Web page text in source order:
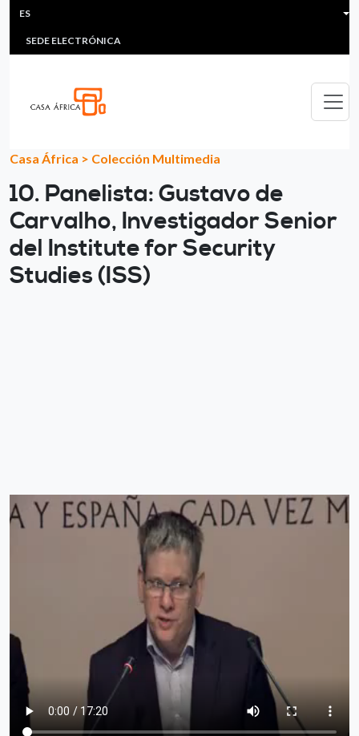
Pasar al contenido principal
HEADER MENU
MULTIMEDIA
SEDE ELECTRÓNICA
ES
Casa África > Colección Multimedia
10. Panelista: Gustavo de
Carvalho, Investigador Senior
del Institute for Security
Studies (ISS)
Archivo de vídeo